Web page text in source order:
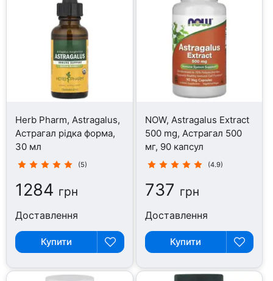
Herb Pharm, Astragalus,
Астрагал рідка форма,
30 мл
(5)
1284 грн
Доставлення
Купити
NOW, Astragalus Extract
500 mg, Астрагал 500
мг, 90 капсул
(4.9)
737 грн
Доставлення
Купити